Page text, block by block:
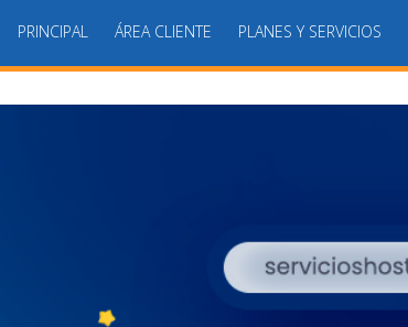
PRINCIPAL ÁREA CLIENTE PLANES Y SERVICIOS